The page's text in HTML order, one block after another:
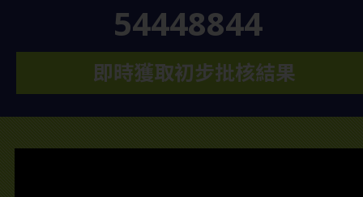
54448844
即時獲取初步批核結果